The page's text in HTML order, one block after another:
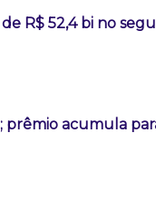
R$ 52,4 bi no
acumula